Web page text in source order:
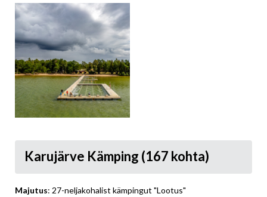
Karujärve Kämping (167 kohta)
Majutus: 27-neljakohalist kämpingut "Lootus"